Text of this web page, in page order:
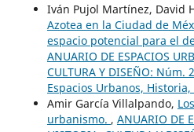
Iván Pujol Martínez, David
Azotea en la Ciudad de
espacio potencial para el
ANUARIO DE ESPACIOS
CULTURA Y DISEÑO:
Espacios Urbanos,
Amir García Villalpando,
urbanismo. , ANUARIO DE